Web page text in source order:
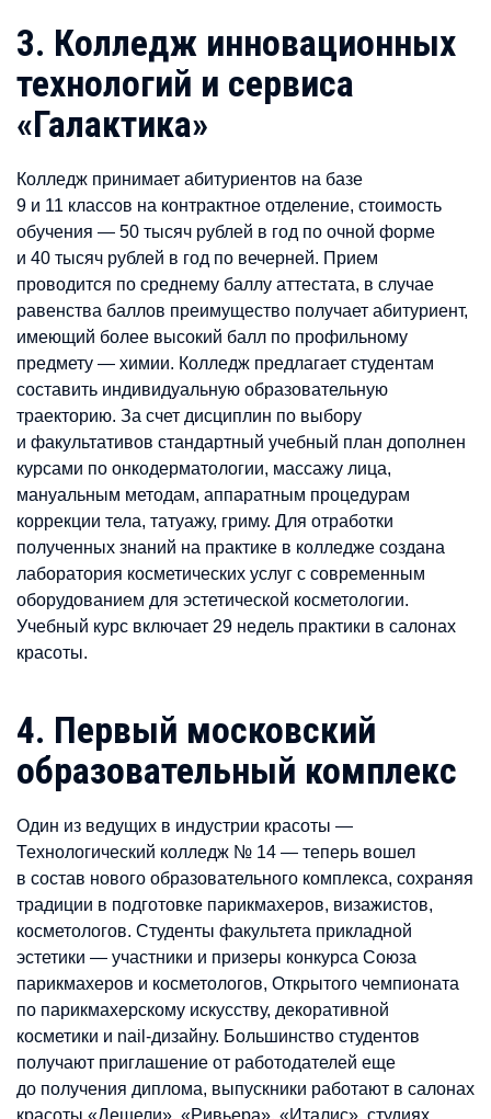
3. Колледж инновационных
технологий и сервиса
«Галактика»
Колледж принимает абитуриентов на базе
9 и 11 классов на контрактное отделение, стоимость
обучения — 50 тысяч рублей в год по очной форме
и 40 тысяч рублей в год по вечерней. Прием
проводится по среднему баллу аттестата, в случае
равенства баллов преимущество получает абитуриент,
имеющий более высокий балл по профильному
предмету — химии. Колледж предлагает студентам
составить индивидуальную образовательную
траекторию. За счет дисциплин по выбору
и факультативов стандартный учебный план дополнен
курсами по онкодерматологии, массажу лица,
мануальным методам, аппаратным процедурам
коррекции тела, татуажу, гриму. Для отработки
полученных знаний на практике в колледже создана
лаборатория косметических услуг с современным
оборудованием для эстетической косметологии.
Учебный курс включает 29 недель практики в салонах
красоты.
4. Первый московский
образовательный комплекс
Один из ведущих в индустрии красоты —
Технологический колледж № 14 — теперь вошел
в состав нового образовательного комплекса, сохраняя
традиции в подготовке парикмахеров, визажистов,
косметологов. Студенты факультета прикладной
эстетики — участники и призеры конкурса Союза
парикмахеров и косметологов, Открытого чемпионата
по парикмахерскому искусству, декоративной
косметики и nail-дизайну. Большинство студентов
получают приглашение от работодателей еще
до получения диплома, выпускники работают в салонах
красоты «Дешели», «Ривьера», «Италис», студиях